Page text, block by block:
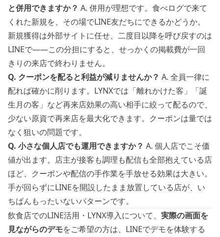
と併用できますか？ A. 併用が理想です。食べログで来て
くれた新規を、その場でLINE友だちにできるかどうか。
新規獲得は外部サイトに任せ、二度目以降を呼び戻すのは
LINEで——この分担にすると、せっかくの掲載費が一回
きりの来店で終わりません。
Q. クーポンを配ると利益が減りませんか？ A. 全員一律に
配れば確かに削ります。LYNXでは「離れかけた客」「誕
生月の客」など再来店効果の高い相手に絞って配るので、
少ない原資で再来店を最大化できます。クーポンは量では
なく狙いの問題です。
Q. 小さな個人店でも運用できますか？ A. 個人店でこそ価
値が出ます。店主が接客も調理も配信も全部抱えている店
ほど、クーポンや配信の手作業を手放せる効果は大きい。
手が回らずにLINEを開設したまま放置している店が、い
ちばんもったいないパターンです。
飲食店でのLINE活用・LYNX導入について、 実際の画面を
見ながらのデモをご希望の方は、 LINEでデモを体験する